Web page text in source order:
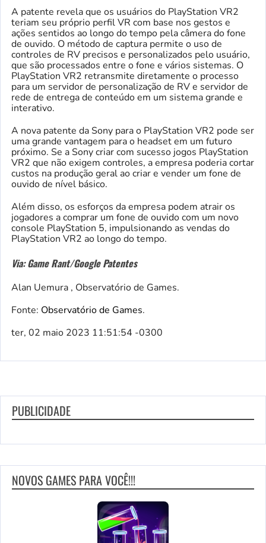
A patente revela que os usuários do PlayStation VR2
teriam seu próprio perfil VR com base nos gestos e
ações sentidos ao longo do tempo pela câmera do fone
de ouvido. O método de captura permite o uso de
controles de RV precisos e personalizados pelo usuário,
que são processados entre o fone e vários sistemas. O
PlayStation VR2 retransmite diretamente o processo
para um servidor de personalização de RV e servidor de
rede de entrega de conteúdo em um sistema grande e
interativo.
A nova patente da Sony para o PlayStation VR2 pode ser
uma grande vantagem para o headset em um futuro
próximo. Se a Sony criar com sucesso jogos PlayStation
VR2 que não exigem controles, a empresa poderia cortar
custos na produção geral ao criar e vender um fone de
ouvido de nível básico.
Além disso, os esforços da empresa podem atrair os
jogadores a comprar um fone de ouvido com um novo
console PlayStation 5, impulsionando as vendas do
PlayStation VR2 ao longo do tempo.
Via: Game Rant/Google Patentes
Alan Uemura , Observatório de Games.
Fonte: Observatório de Games.
ter, 02 maio 2023 11:51:54 -0300
PUBLICIDADE
NOVOS GAMES PARA VOCÊ!!!